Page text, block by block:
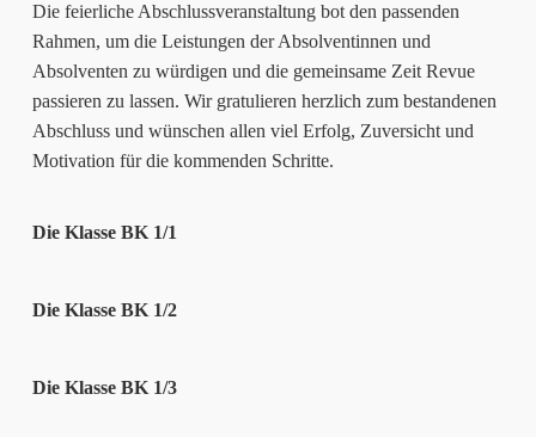
Die feierliche Abschlussveranstaltung bot den passenden
Rahmen, um die Leistungen der Absolventinnen und
Absolventen zu würdigen und die gemeinsame Zeit Revue
passieren zu lassen. Wir gratulieren herzlich zum bestandenen
Abschluss und wünschen allen viel Erfolg, Zuversicht und
Motivation für die kommenden Schritte.
Die Klasse BK 1/1
Die Klasse BK 1/2
Die Klasse BK 1/3